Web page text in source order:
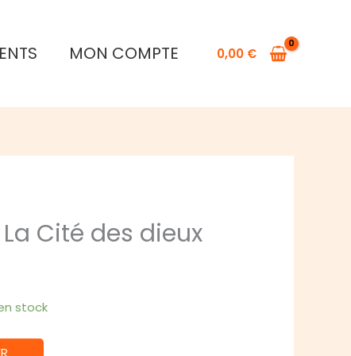
MON COMPTE 0,00 €
Cité des dieux
stock
La